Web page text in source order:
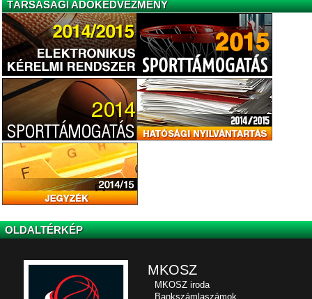
TÁRSASÁGI ADÓKEDVEZMÉNY
OLDALTÉRKÉP
MKOSZ
MKOSZ iroda
Bankszámlaszámok